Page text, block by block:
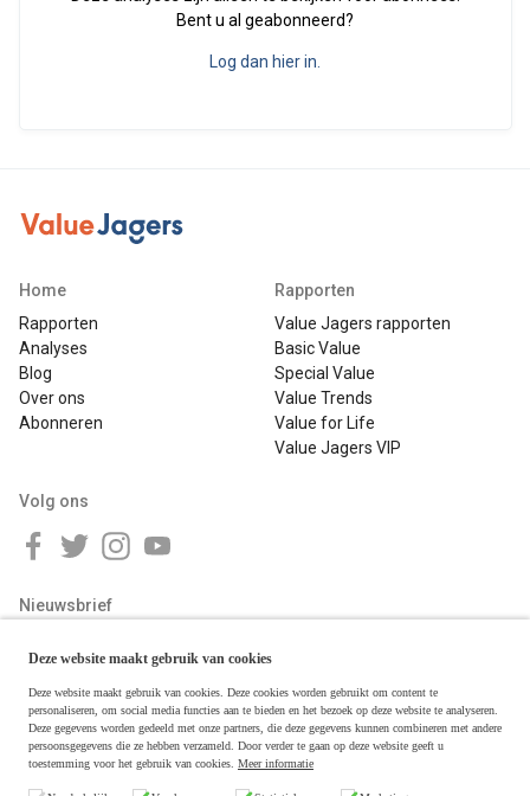
Bent u al geabonneerd?
Log dan hier in.
Home
Rapporten
Analyses
Blog
Over ons
Abonneren
Rapporten
Value Jagers rapporten
Basic Value
Special Value
Value Trends
Value for Life
Value Jagers VIP
Volg ons
Nieuwsbrief
Deze website maakt gebruik van cookies
Deze website maakt gebruik van cookies. Deze cookies worden gebruikt om content te
personaliseren, om social media functies aan te bieden en het bezoek op deze website te analyseren.
Deze gegevens worden gedeeld met onze partners, die deze gegevens kunnen combineren met andere
persoonsgegevens die ze hebben verzameld. Door verder te gaan op deze website geeft u
toestemming voor het gebruik van cookies. Meer informatie